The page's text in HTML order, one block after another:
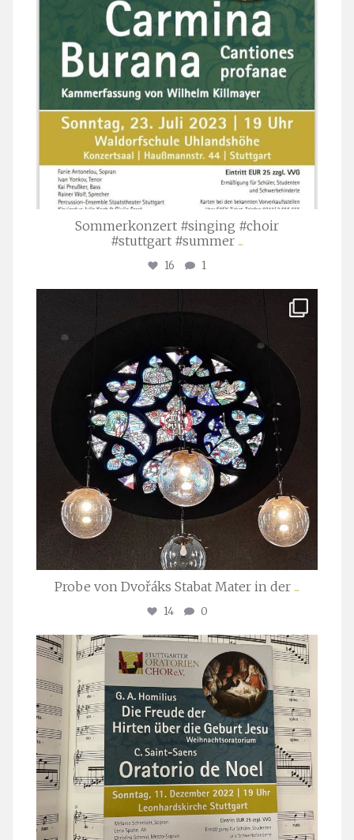
Sommerkonzert #singing #choir
#stuttgart #summer ...
16 1
Apr. 1
Probe von Dvořáks Stabat Mater in der ...
14 0
stuttgarter_oratorienchor
Nov. 29